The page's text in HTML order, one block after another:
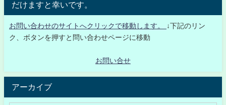
だけますと幸いです。
お問い合わせのサイトへクリックで移動します。
↓下記のリン
ク、ボタンを押すと問い合わせページに移動
お問い合せ
アーカイブ